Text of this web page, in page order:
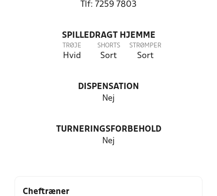
Tlf: 7259 7803
SPILLEDRAGT HJEMME
TRØJE
Hvid
SHORTS
Sort
STRØMPER
Sort
DISPENSATION
Nej
TURNERINGSFORBEHOLD
Nej
Cheftræner